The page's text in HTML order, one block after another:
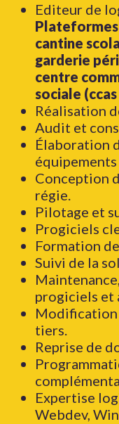
Editeur de
Plateformes
cantine
garderie
centre
sociale
Réalisation
Audit et
Élaboration
Conception
régie.
Pilotage et
Progiciels
Formation
Suivi de la
progiciels et
Modification
tiers.
Reprise de
Expertise
Webdev,